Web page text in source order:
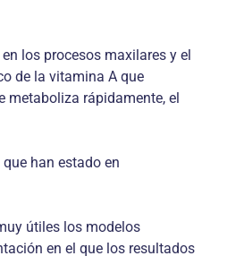
los procesos maxilares y el
de la vitamina A que
metaboliza rápidamente, el
han estado en
útiles los modelos
en el que los resultados